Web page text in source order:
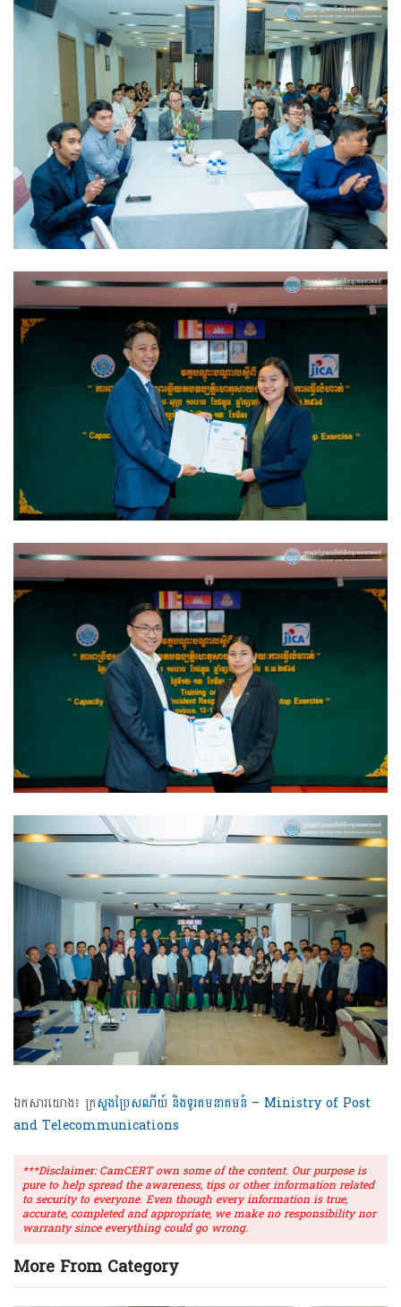
ឯកសារយោង៖ ក្រសួងប្រៃសណីយ៍ និងទូរគមនាគមន៍ – Ministry of Post
and Telecommunications
***Disclaimer: CamCERT own some of the content. Our purpose is
pure to help spread the awareness, tips or other information related
to security to everyone. Even though every information is true,
accurate, completed and appropriate, we make no responsibility nor
warranty since everything could go wrong.
More From Category